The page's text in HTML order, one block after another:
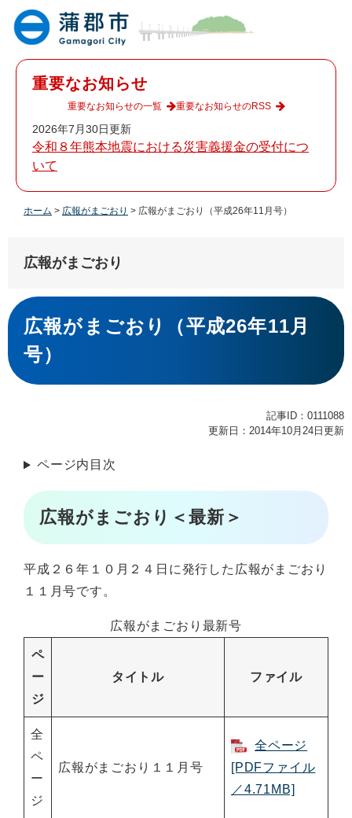
重要なお知らせ
2026年7月30日更新
令和８年熊本地震における災害義援金の受付につ
いて
重要なお知らせの一覧 重要なお知らせのRSS
ホーム > 広報がまごおり > 広報がまごおり（平成26年11月号）
広報がまごおり
本
文
広報がまごおり（平成26年11月
号）
記事ID：0111088
更新日：2014年10月24日更新
ページ内目次
広報がまごおり＜最新＞
平成２６年１０月２４日に発行した広報がまごおり
１１月号です。
広報がまごおり最新号
ペ
ー
ジ
タイトル ファイル
全
ペ
ー
ジ
広報がまごおり１１月号
全ページ
[PDFファイル
／4.71MB]